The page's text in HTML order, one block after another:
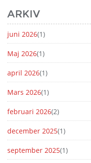
ARKIV
juni 2026(1)
Maj 2026(1)
april 2026(1)
Mars 2026(1)
februari 2026(2)
december 2025(1)
september 2025(1)